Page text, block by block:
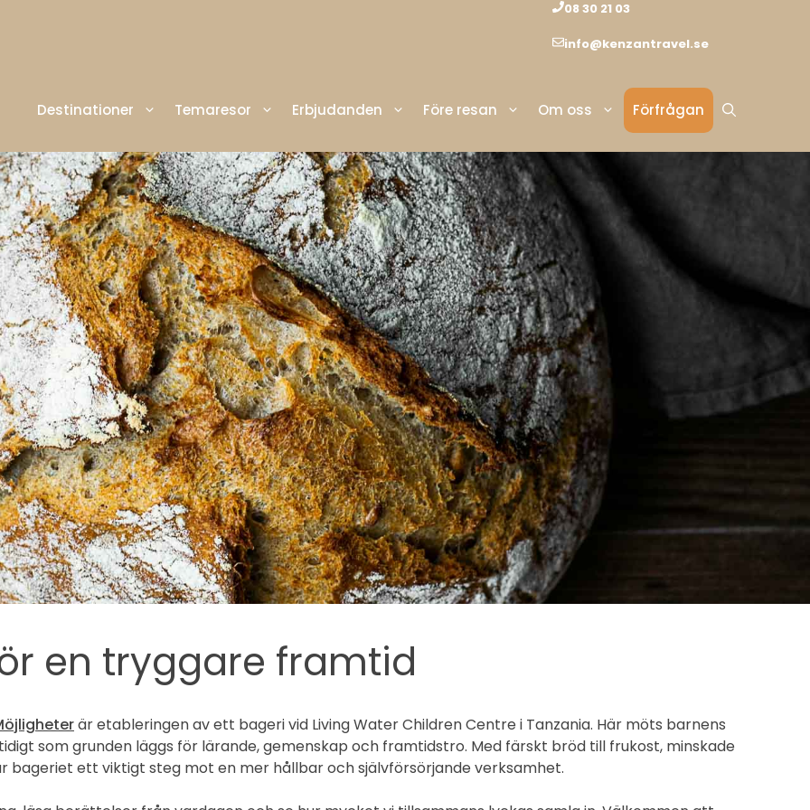
08 30 21 03
info@kenzantravel.se
Destinationer Temaresor Erbjudanden Före resan Om oss Förfrågan
en tryggare framtid
är etableringen av ett bageri vid Living Water Children Centre i Tanzania. Här möts barnens
som grunden läggs för lärande, gemenskap och framtidstro. Med färskt bröd till frukost, minskade
ett viktigt steg mot en mer hållbar och självförsörjande verksamhet.